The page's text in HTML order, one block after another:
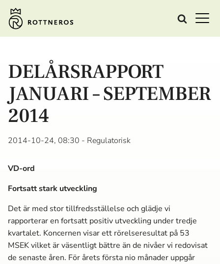
DELÅRSRAPPORT
JANUARI – SEPTEMBER
2014
2014-10-24, 08:30 - Regulatorisk
VD-ord
Fortsatt stark utveckling
Det är med stor tillfredsställelse och glädje vi
rapporterar en fortsatt positiv utveckling under tredje
kvartalet. Koncernen visar ett rörelseresultat på 53
MSEK vilket är väsentligt bättre än de nivåer vi redovisat
de senaste åren. För årets första nio månader uppgår